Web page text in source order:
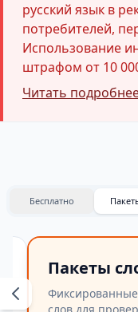
русский язык в
потребителей,
Использование
штрафом от 10
Читать
Бесплатно
Пакеты